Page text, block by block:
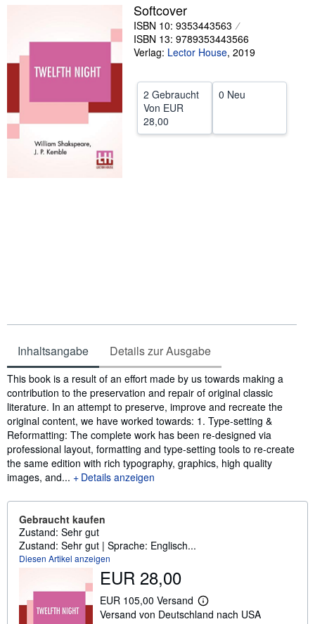
SCHLIESSEN
Softcover
ISBN 10: 9353443563
ISBN 13: 9789353443566
Verlag: Lector House, 2019
2 Gebraucht
Von EUR
28,00
0 Neu
Inhaltsangabe Details zur Ausgabe
Inhaltsangabe
This book is a result of an effort made by us towards making a
contribution to the preservation and repair of original classic
literature. In an attempt to preserve, improve and recreate the
original content, we have worked towards: 1. Type-setting &
Reformatting: The complete work has been re-designed via
professional layout, formatting and type-setting tools to re-create
the same edition with rich typography, graphics, high quality
images, and...
Details anzeigen
Gebraucht kaufen
Zustand: Sehr gut
Zustand: Sehr gut | Sprache: Englisch...
Diesen Artikel anzeigen
EUR 28,00
EUR 105,00 Versand
W
e
Versand von Deutschland nach USA